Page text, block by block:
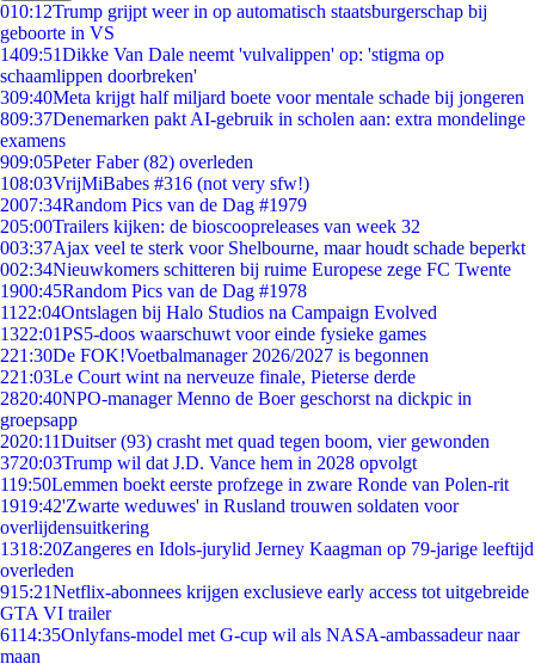
010:12Trump grijpt weer in op automatisch staatsburgerschap bij
geboorte in VS
1409:51Dikke Van Dale neemt 'vulvalippen' op: 'stigma op
schaamlippen doorbreken'
309:40Meta krijgt half miljard boete voor mentale schade bij jongeren
809:37Denemarken pakt AI-gebruik in scholen aan: extra mondelinge
examens
909:05Peter Faber (82) overleden
108:03VrijMiBabes #316 (not very sfw!)
2007:34Random Pics van de Dag #1979
205:00Trailers kijken: de bioscoopreleases van week 32
003:37Ajax veel te sterk voor Shelbourne, maar houdt schade beperkt
002:34Nieuwkomers schitteren bij ruime Europese zege FC Twente
1900:45Random Pics van de Dag #1978
11 22:04Ontslagen bij Halo Studios na Campaign Evolved
1322:01PS5-doos waarschuwt voor einde fysieke games
221:30De FOK!Voetbalmanager 2026/2027 is begonnen
221:03Le Court wint na nerveuze finale, Pieterse derde
2820:40NPO-manager Menno de Boer geschorst na dickpic in
groepsapp
2020:11Duitser (93) crasht met quad tegen boom, vier gewonden
3720:03Trump wil dat J.D. Vance hem in 2028 opvolgt
119:50Lemmen boekt eerste profzege in zware Ronde van Polen-rit
1919:42'Zwarte weduwes' in Rusland trouwen soldaten voor
overlijdensuitkering
1318:20Zangeres en Idols-jurylid Jerney Kaagman op 79-jarige leeftijd
overleden
915:21Netflix-abonnees krijgen exclusieve early access tot uitgebreide
GTA VI trailer
6114:35Onlyfans-model met G-cup wil als NASA-ambassadeur naar
maan